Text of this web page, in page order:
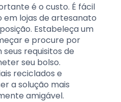
é o custo. É fácil
lojas de artesanato
Estabeleça um
e procure por
requisitos de
seu bolso.
reciclados e
a solução mais
amigável.